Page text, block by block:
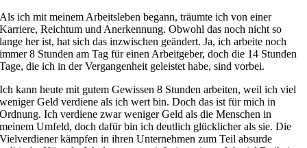
Als ich mit meinem Arbeitsleben begann, träumte ich von einer
Karriere, Reichtum und Anerkennung. Obwohl das noch nicht so
lange her ist, hat sich das inzwischen geändert. Ja, ich arbeite noch
immer 8 Stunden am Tag für einen Arbeitgeber, doch die 14 Stunden
Tage, die ich in der Vergangenheit geleistet habe, sind vorbei.
Ich kann heute mit gutem Gewissen 8 Stunden arbeiten, weil ich viel
weniger Geld verdiene als ich wert bin. Doch das ist für mich in
Ordnung. Ich verdiene zwar weniger Geld als die Menschen in
meinem Umfeld, doch dafür bin ich deutlich glücklicher als sie. Die
Vielverdiener kämpfen in ihren Unternehmen zum Teil absurde